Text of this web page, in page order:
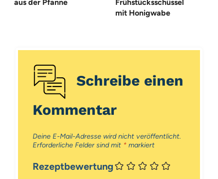
aus der Pfanne
Frühstücksschüssel
mit Honigwabe
Schreibe einen
Kommentar
Deine E-Mail-Adresse wird nicht veröffentlicht.
Erforderliche Felder sind mit *markiert
Rezeptbewertung